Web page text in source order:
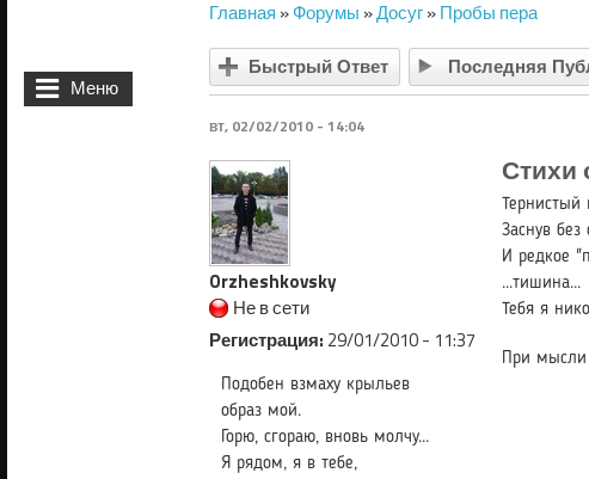
Меню
Вы здесь
Главная »Форумы »Досуг»Пробы пера
Быстрый Ответ Последняя
вт, 02/02/2010 - 14:04
Orzheshkovsky
Не в сети
Регистрация: 29/01/2010 - 11:37
Стихи
Заснув без
И редкое
...тишина...
Тебя я
При мысли
Подобен взмаху крыльев
образ мой.
Горю, сгораю, вновь молчу...
Я рядом, я в тебе,